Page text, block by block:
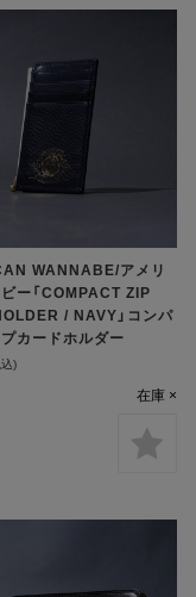
WANNABE/アメリ
ー「COMPACT ZIP
/ NAVY」コンパ
カードホルダー
)
在庫 ×